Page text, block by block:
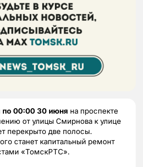
00:00 30 июня на проспекте
от улицы Смирнова к улице
перекрыто две полосы.
станет капитальный ремонт
«ТомскРТС».